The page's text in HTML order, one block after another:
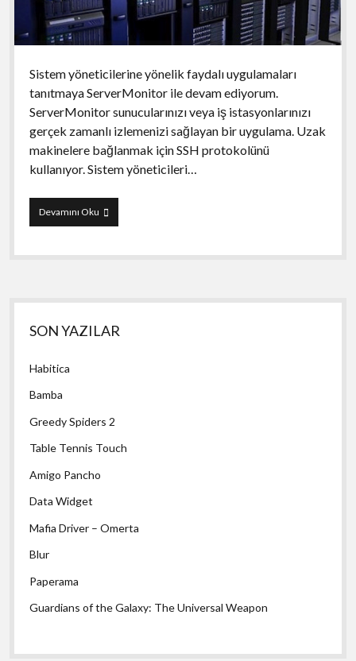
Sistem yöneticilerine yönelik faydalı uygulamaları
tanıtmaya ServerMonitor ile devam ediyorum.
ServerMonitor sunucularınızı veya iş istasyonlarınızı
gerçek zamanlı izlemenizi sağlayan bir uygulama. Uzak
makinelere bağlanmak için SSH protokolünü
kullanıyor. Sistem yöneticileri…
Devamını OkuServerMonitor
Yan
Menü
SON YAZILAR
Habitica
Bamba
Greedy Spiders 2
Table Tennis Touch
Amigo Pancho
Data Widget
Mafia Driver – Omerta
Blur
Paperama
Guardians of the Galaxy: The Universal Weapon